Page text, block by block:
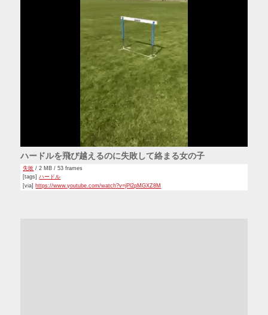
ハードルを飛び越えるのに失敗して絡まる女の子
失敗 / 2 MB / 53 frames
[tags]ハードル
[via] https://www.youtube.com/watch?v=jPl2pMGXZ8M